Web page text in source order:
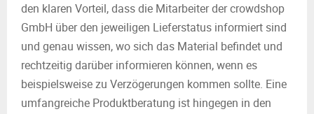
den klaren Vorteil, dass die Mitarbeiter der crowdshop
GmbH über den jeweiligen Lieferstatus informiert sind
und genau wissen, wo sich das Material befindet und
rechtzeitig darüber informieren können, wenn es
beispielsweise zu Verzögerungen kommen sollte. Eine
umfangreiche Produktberatung ist hingegen in den